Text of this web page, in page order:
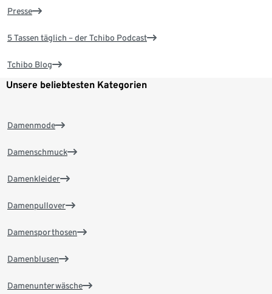
Presse
5 Tassen täglich – der Tchibo Podcast
Tchibo Blog
Unsere beliebtesten Kategorien
Damenmode
Damenschmuck
Damenkleider
Damenpullover
Damensporthosen
Damenblusen
Damenunterwäsche